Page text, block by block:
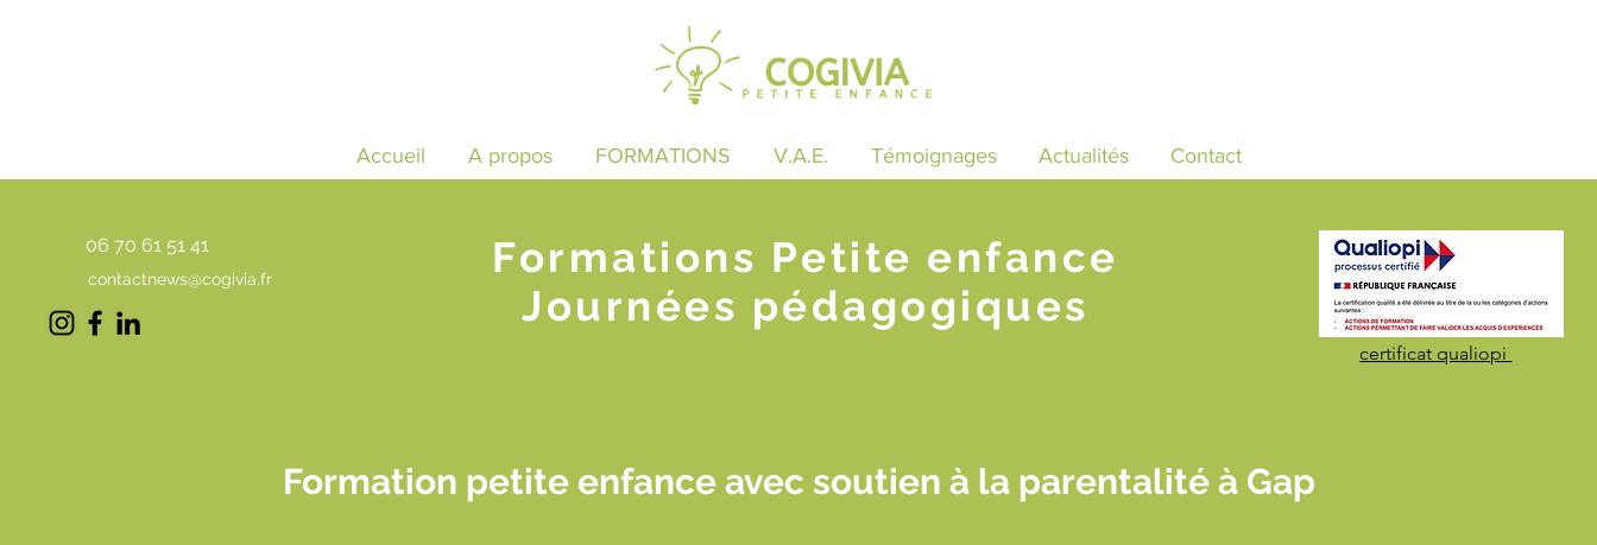
Accueil A propos FORMATIONS V.A.E. Témoignages Actualités Contact
06 70 61 51 41
contactnews@cogivia.fr
Formations Petite enfance
Journées pédagogiques
certificat qualiopi
Formation petite enfance avec soutien à la parentalité à Gap